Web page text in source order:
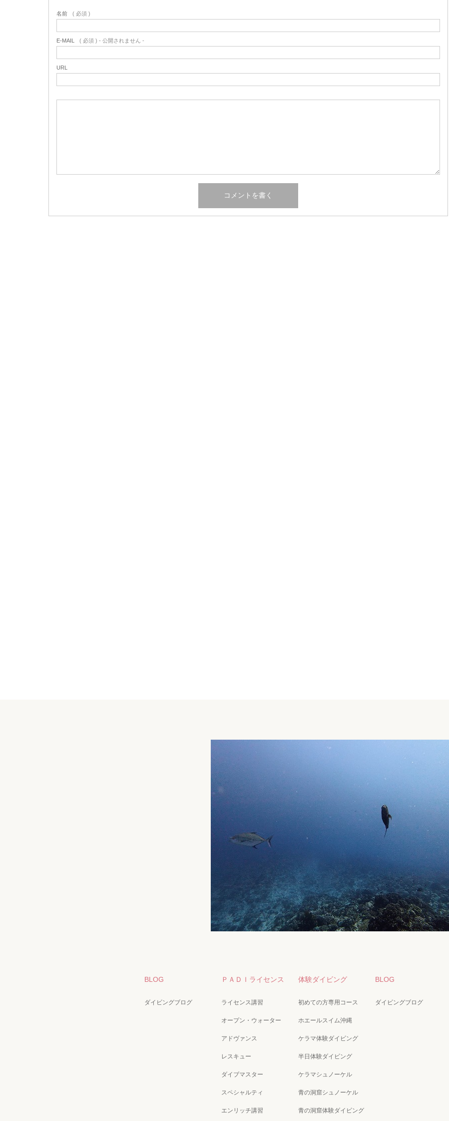
名前 ( 必須 )
E-MAIL ( 必須 ) - 公開されません -
URL
BLOG
ダイビングブログ
ＰＡＤＩライセンス
ライセンス講習
オープン・ウォーター
アドヴァンス
レスキュー
ダイブマスター
スペシャルティ
エンリッチ講習
体験ダイビング
初めての方専用コース
ホエールスイム沖縄
ケラマ体験ダイビング
半日体験ダイビング
ケラマシュノーケル
青の洞窟シュノーケル
青の洞窟体験ダイビング
BLOG
ダイビングブログ